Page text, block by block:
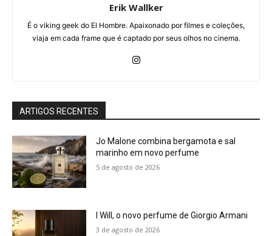
Erik Wallker
É o viking geek do El Hombre. Apaixonado por filmes e coleções,
viaja em cada frame que é captado por seus olhos no cinema.
ARTIGOS RECENTES
Jo Malone combina bergamota e sal
marinho em novo perfume
5 de agosto de 2026
I Will, o novo perfume de Giorgio Armani
3 de agosto de 2026